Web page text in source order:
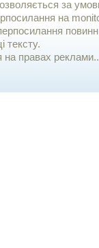
за
на
тексту.
на правах реклами..